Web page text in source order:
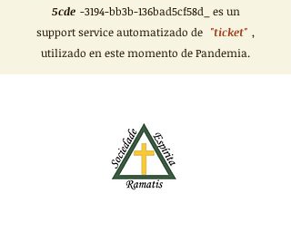
5cde -3194-bb3b-136bad5cf58d_ es un
support service automatizado de "ticket" ,
utilizado en este momento de Pandemia.